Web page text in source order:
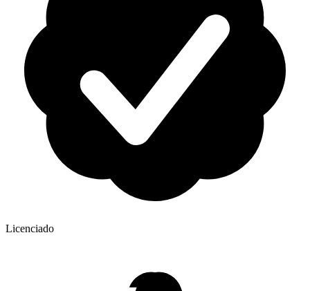
Licenciado